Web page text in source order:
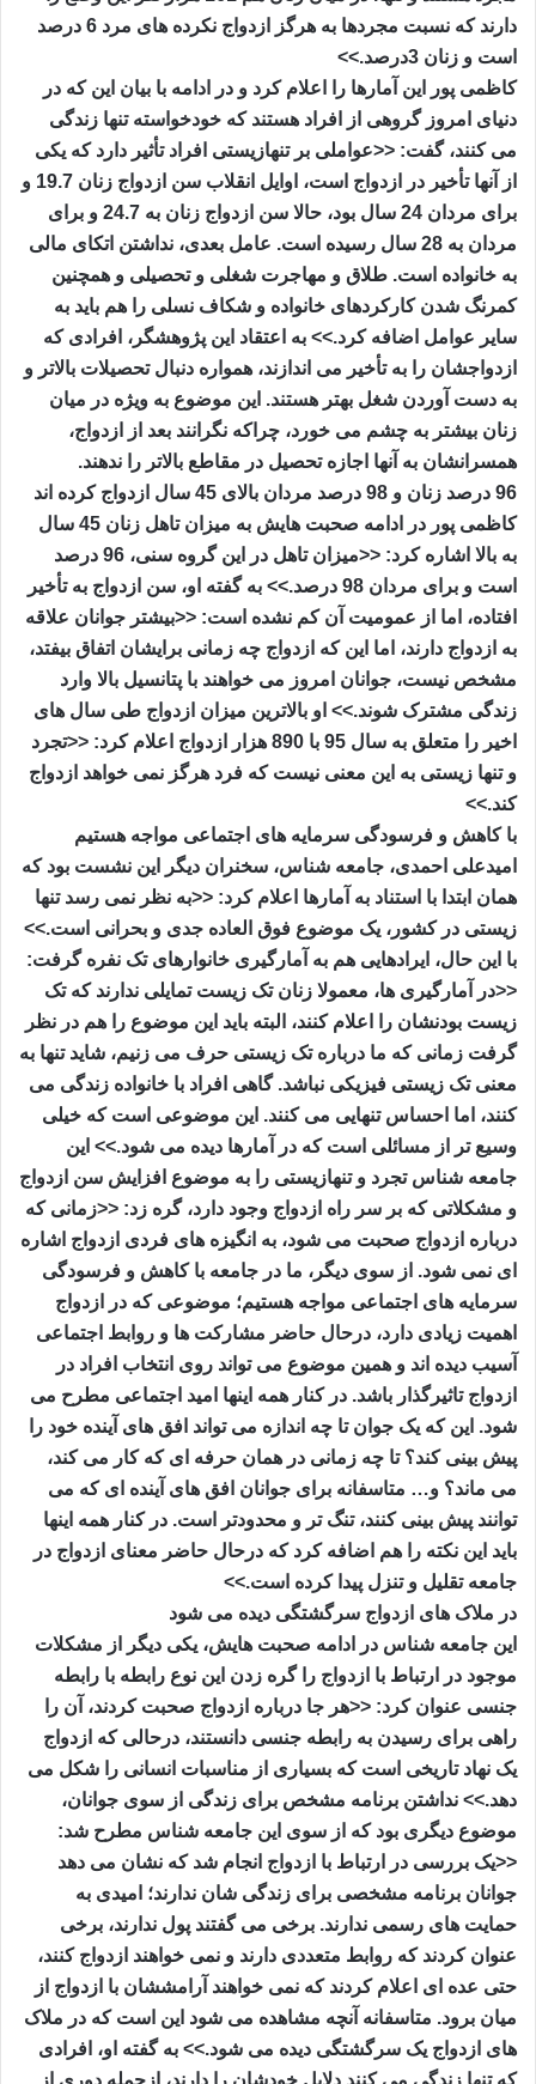
دارند که نسبت مجردها به هرگز ازدواج نکرده های مرد 6 درصد
است و زنان 3درصد.>>
کاظمی پور این آمارها را اعلام کرد و در ادامه با بیان این که در
دنیای امروز گروهی از افراد هستند که خودخواسته تنها زندگی
می کنند، گفت: <<عواملی بر تنهازیستی افراد تأثیر دارد که یکی
از آنها تأخیر در ازدواج است، اوایل انقلاب سن ازدواج زنان 19.7 و
برای مردان 24 سال بود، حالا سن ازدواج زنان به 24.7 و برای
مردان به 28 سال رسیده است. عامل بعدی، نداشتن اتکای مالی
به خانواده است. طلاق و مهاجرت شغلی و تحصیلی و همچنین
کمرنگ شدن کارکردهای خانواده و شکاف نسلی را هم باید به
سایر عوامل اضافه کرد.>> به اعتقاد این پژوهشگر، افرادی که
ازدواجشان را به تأخیر می اندازند، همواره دنبال تحصیلات بالاتر و
به دست آوردن شغل بهتر هستند. این موضوع به ویژه در میان
زنان بیشتر به چشم می خورد، چراکه نگرانند بعد از ازدواج،
همسرانشان به آنها اجازه تحصیل در مقاطع بالاتر را ندهند.
96 درصد زنان و 98 درصد مردان بالای 45 سال ازدواج کرده اند
کاظمی پور در ادامه صحبت هایش به میزان تاهل زنان 45 سال
به بالا اشاره کرد: <<میزان تاهل در این گروه سنی، 96 درصد
است و برای مردان 98 درصد.>> به گفته او، سن ازدواج به تأخیر
افتاده، اما از عمومیت آن کم نشده است: <<بیشتر جوانان علاقه
به ازدواج دارند، اما این که ازدواج چه زمانی برایشان اتفاق بیفتد،
مشخص نیست، جوانان امروز می خواهند با پتانسیل بالا وارد
زندگی مشترک شوند.>> او بالاترین میزان ازدواج طی سال های
اخیر را متعلق به سال 95 با 890 هزار ازدواج اعلام کرد: <<تجرد
و تنها زیستی به این معنی نیست که فرد هرگز نمی خواهد ازدواج
کند.>>
با کاهش و فرسودگی سرمایه های اجتماعی مواجه هستیم
امیدعلی احمدی، جامعه شناس، سخنران دیگر این نشست بود که
همان ابتدا با استناد به آمارها اعلام کرد: <<به نظر نمی رسد تنها
زیستی در کشور، یک موضوع فوق العاده جدی و بحرانی است.>>
با این حال، ایرادهایی هم به آمارگیری خانوارهای تک نفره گرفت:
<<در آمارگیری ها، معمولا زنان تک زیست تمایلی ندارند که تک
زیست بودنشان را اعلام کنند، البته باید این موضوع را هم در نظر
گرفت زمانی که ما درباره تک زیستی حرف می زنیم، شاید تنها به
معنی تک زیستی فیزیکی نباشد. گاهی افراد با خانواده زندگی می
کنند، اما احساس تنهایی می کنند. این موضوعی است که خیلی
وسیع تر از مسائلی است که در آمارها دیده می شود.>> این
جامعه شناس تجرد و تنهازیستی را به موضوع افزایش سن ازدواج
و مشکلاتی که بر سر راه ازدواج وجود دارد، گره زد: <<زمانی که
درباره ازدواج صحبت می شود، به انگیزه های فردی ازدواج اشاره
ای نمی شود. از سوی دیگر، ما در جامعه با کاهش و فرسودگی
سرمایه های اجتماعی مواجه هستیم؛ موضوعی که در ازدواج
اهمیت زیادی دارد، درحال حاضر مشارکت ها و روابط اجتماعی
آسیب دیده اند و همین موضوع می تواند روی انتخاب افراد در
ازدواج تاثیرگذار باشد. در کنار همه اینها امید اجتماعی مطرح می
شود. این که یک جوان تا چه اندازه می تواند افق های آینده خود را
پیش بینی کند؟ تا چه زمانی در همان حرفه ای که کار می کند،
می ماند؟ و… متاسفانه برای جوانان افق های آینده ای که می
توانند پیش بینی کنند، تنگ تر و محدودتر است. در کنار همه اینها
باید این نکته را هم اضافه کرد که درحال حاضر معنای ازدواج در
جامعه تقلیل و تنزل پیدا کرده است.>>
در ملاک های ازدواج سرگشتگی دیده می شود
این جامعه شناس در ادامه صحبت هایش، یکی دیگر از مشکلات
موجود در ارتباط با ازدواج را گره زدن این نوع رابطه با رابطه
جنسی عنوان کرد: <<هر جا درباره ازدواج صحبت کردند، آن را
راهی برای رسیدن به رابطه جنسی دانستند، درحالی که ازدواج
یک نهاد تاریخی است که بسیاری از مناسبات انسانی را شکل می
دهد.>> نداشتن برنامه مشخص برای زندگی از سوی جوانان،
موضوع دیگری بود که از سوی این جامعه شناس مطرح شد:
<<یک بررسی در ارتباط با ازدواج انجام شد که نشان می دهد
جوانان برنامه مشخصی برای زندگی شان ندارند؛ امیدی به
حمایت های رسمی ندارند. برخی می گفتند پول ندارند، برخی
عنوان کردند که روابط متعددی دارند و نمی خواهند ازدواج کنند،
حتی عده ای اعلام کردند که نمی خواهند آرامششان با ازدواج از
میان برود. متاسفانه آنچه مشاهده می شود این است که در ملاک
های ازدواج یک سرگشتگی دیده می شود.>> به گفته او، افرادی
که تنها زندگی می کنند دلایل خودشان را دارند، ازجمله دوری از